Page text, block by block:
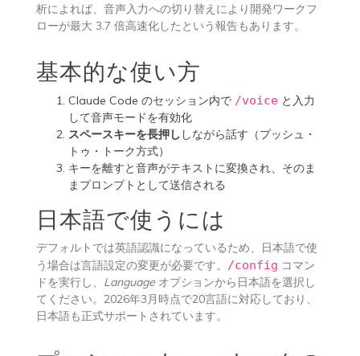
析によれば、音声入力への切り替えにより開発ワークフ
ローが最大 3.7 倍高速化したという報告もあります。
基本的な使い方
Claude Code のセッション内で /voiceと入力
して音声モードを有効化
スペースキーを長押し しながら話す（プッシュ・
トゥ・トーク方式）
キーを離すと音声がテキストに変換され、そのま
まプロンプトとして送信される
日本語で使うには
デフォルトでは英語認識になっているため、日本語で使
う場合は言語設定の変更が必要です。
/config コマン
ドを実行し、 Languageオプションから日本語を選択し
てください。2026年3月時点で20言語に対応しており、
日本語も正式サポートされています。